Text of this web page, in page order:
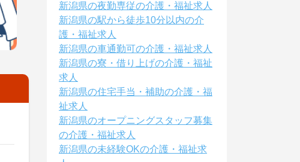
新潟県の夜勤専従の介護・福祉求人
新潟県の駅から徒歩10分以内の介
護・福祉求人
新潟県の車通勤可の介護・福祉求人
新潟県の寮・借り上げの介護・福祉
求人
新潟県の住宅手当・補助の介護・福
祉求人
新潟県のオープニングスタッフ募集
の介護・福祉求人
新潟県の未経験OKの介護・福祉求